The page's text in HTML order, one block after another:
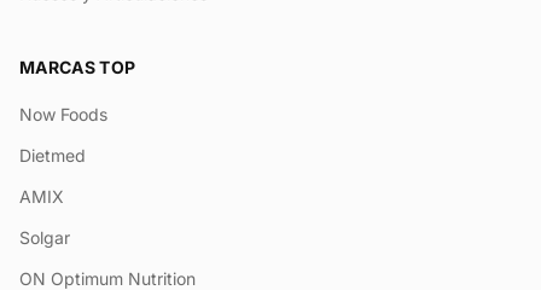
MARCAS TOP
Now Foods
Dietmed
AMIX
Solgar
ON Optimum Nutrition